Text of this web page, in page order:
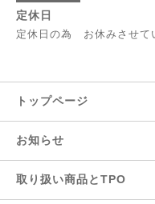
定休日
定休日の為 お休みさせて
トップページ
お知らせ
取り扱い商品とTPO